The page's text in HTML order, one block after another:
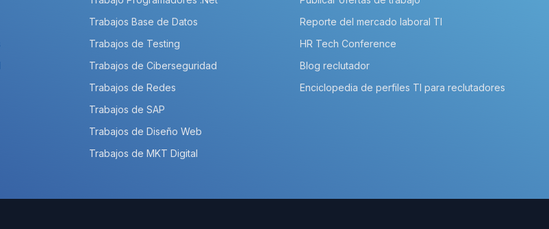
Trabajos Base de Datos
Trabajos de Testing
Trabajos de Ciberseguridad
Trabajos de Redes
Trabajos de SAP
Trabajos de Diseño Web
Trabajos de MKT Digital
Reporte del mercado laboral TI
HR Tech Conference
Blog reclutador
Enciclopedia de perfiles TI para reclutadores